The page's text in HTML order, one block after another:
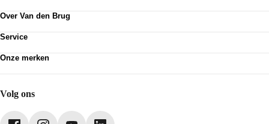
Vestigingen
Van den Brug account
Over Van den Brug
Over Van den Brug
Partnerships
Service
Pechhulp
Onze merken
SEAT
Volg ons